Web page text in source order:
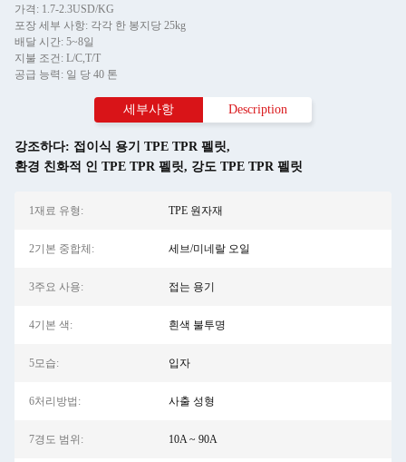
가격: 1.7-2.3USD/KG
포장 세부 사항: 각각 한 봉지당 25kg
배달 시간: 5~8일
지불 조건: L/C,T/T
공급 능력: 일 당 40 톤
세부사항 Description
강조하다: 접이식 용기 TPE TPR 펠릿,
환경 친화적 인 TPE TPR 펠릿, 강도 TPE TPR 펠릿
1재료 유형: TPE 원자재
2기본 중합체: 세브/미네랄 오일
3주요 사용: 접는 용기
4기본 색: 흰색 불투명
5모습: 입자
6처리방법: 사출 성형
7경도 범위: 10A ~ 90A